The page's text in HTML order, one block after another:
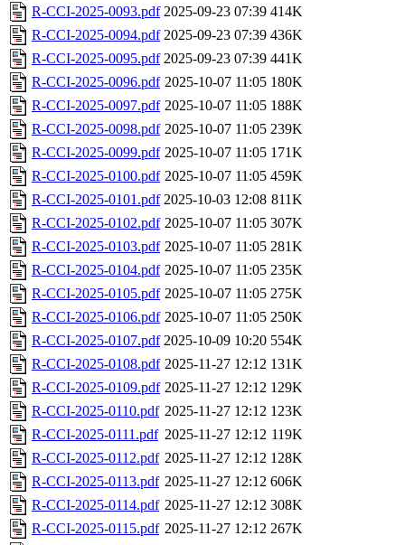
R-CCI-2025-0093.pdf 2025-09-23 07:39 414K
R-CCI-2025-0094.pdf 2025-09-23 07:39 436K
R-CCI-2025-0095.pdf 2025-09-23 07:39 441K
R-CCI-2025-0096.pdf 2025-10-07 11:05 180K
R-CCI-2025-0097.pdf 2025-10-07 11:05 188K
R-CCI-2025-0098.pdf 2025-10-07 11:05 239K
R-CCI-2025-0099.pdf 2025-10-07 11:05 171K
R-CCI-2025-0100.pdf 2025-10-07 11:05 459K
R-CCI-2025-0101.pdf 2025-10-03 12:08 811K
R-CCI-2025-0102.pdf 2025-10-07 11:05 307K
R-CCI-2025-0103.pdf 2025-10-07 11:05 281K
R-CCI-2025-0104.pdf 2025-10-07 11:05 235K
R-CCI-2025-0105.pdf 2025-10-07 11:05 275K
R-CCI-2025-0106.pdf 2025-10-07 11:05 250K
R-CCI-2025-0107.pdf 2025-10-09 10:20 554K
R-CCI-2025-0108.pdf 2025-11-27 12:12 131K
R-CCI-2025-0109.pdf 2025-11-27 12:12 129K
R-CCI-2025-0110.pdf 2025-11-27 12:12 123K
R-CCI-2025-0111.pdf 2025-11-27 12:12 119K
R-CCI-2025-0112.pdf 2025-11-27 12:12 128K
R-CCI-2025-0113.pdf 2025-11-27 12:12 606K
R-CCI-2025-0114.pdf 2025-11-27 12:12 308K
R-CCI-2025-0115.pdf 2025-11-27 12:12 267K